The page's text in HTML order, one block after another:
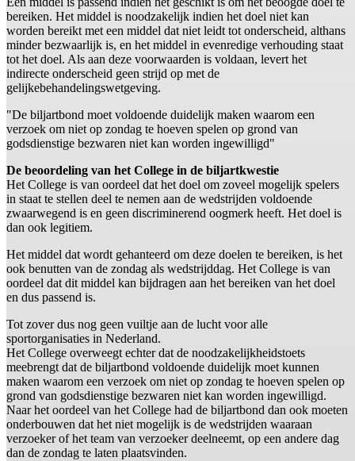
bereiken. Het middel is noodzakelijk indien het doel niet kan
worden bereikt met een middel dat niet leidt tot onderscheid, althans
minder bezwaarlijk is, en het middel in evenredige verhouding staat
tot het doel. Als aan deze voorwaarden is voldaan, levert het
indirecte onderscheid geen strijd op met de
gelijkebehandelingswetgeving.
"De biljartbond moet voldoende duidelijk maken waarom een
verzoek om niet op zondag te hoeven spelen op grond van
godsdienstige bezwaren niet kan worden ingewilligd"
De beoordeling van het College in de biljartkwestie
Het College is van oordeel dat het doel om zoveel mogelijk spelers
in staat te stellen deel te nemen aan de wedstrijden voldoende
zwaarwegend is en geen discriminerend oogmerk heeft. Het doel is
dan ook legitiem.
Het middel dat wordt gehanteerd om deze doelen te bereiken, is het
ook benutten van de zondag als wedstrijddag. Het College is van
oordeel dat dit middel kan bijdragen aan het bereiken van het doel
en dus passend is.
Tot zover dus nog geen vuiltje aan de lucht voor alle
sportorganisaties in Nederland.
Het College overweegt echter dat de noodzakelijkheidstoets
meebrengt dat de biljartbond voldoende duidelijk moet kunnen
maken waarom een verzoek om niet op zondag te hoeven spelen op
grond van godsdienstige bezwaren niet kan worden ingewilligd.
Naar het oordeel van het College had de biljartbond dan ook moeten
onderbouwen dat het niet mogelijk is de wedstrijden waaraan
verzoeker of het team van verzoeker deelneemt, op een andere dag
dan de zondag te laten plaatsvinden.